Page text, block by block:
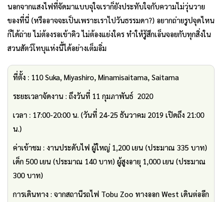
นอกจากแสงไฟที่จัดมาแบบจุใจเราก็ยังประทับใจกับความไม่วุ่นวาย
ของที่นี่ (หรืออาจจะเป็นเพราะเราไปวันธรรมดา?) อยากถ่ายรูปจุดไหน
ก็ได้ถ่าย ไม่ต้องรอเข้าคิว ไม่ต้องแย่งใคร ทำให้รู้สึกเอ็นจอยกับทุกสิ่งใน
สวนสัตว์โทบุแห่งนี้ได้อย่างเต็มอิ่ม
ที่ตั้ง : 110 Suka, Miyashiro, Minamisaitama, Saitama
ระยะเวลาจัดงาน : ถึงวันที่ 11 กุมภาพันธ์ 2020
เวลา : 17:00-20:00 น. (วันที่ 24-25 ธันวาคม 2019 เปิดถึง 21:00
น.)
ค่าเข้าชม : งานประดับไฟ ผู้ใหญ่ 1,200 เยน (ประมาณ 335 บาท)
เด็ก 500 เยน (ประมาณ 140 บาท) ผู้สูงอายุ 1,000 เยน (ประมาณ
300 บาท)
การเดินทาง : จากสถานีรถไฟ Tobu Zoo ทางออก West เดินต่ออีก